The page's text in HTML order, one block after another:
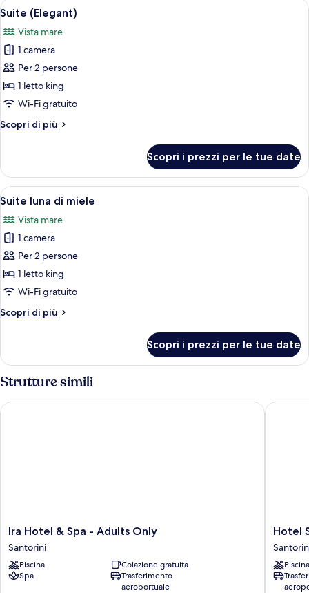
Apri
tutte
le
foto
per
Suite
(Elegant)
Un soggiorno moderno con un
5
Suite (Elegant)
Vista mare
1 camera
Per 2 persone
1 letto king
Wi-Fi gratuito
Scopri di più
Altri
(Elegant)
Scopri i prezzi per le tue date
Apri
tutte
le
foto
per
Suite
luna
miele
Una vasca idromassaggio su un
10
Suite luna di miele
Vista mare
1 camera
Per 2 persone
1 letto king
Wi-Fi gratuito
Scopri di più
Altri
luna
di
miele
Scopri i prezzi per le tue date
Strutture simili
Ira
Hotel
&
Spa
-
Ira Hotel & Spa - Adults Only
Santorini
Piscina
Colazione gratuita
Spa
Trasferimento
aeroportuale
Ira Hotel & Spa - Adults Only
Hotel
Sunny
Villas
Hotel
Piscina
Hotel